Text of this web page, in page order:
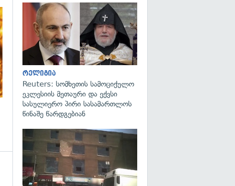
გადახედვა
რელიგია
Reuters: სომხეთის სამოციქულო
ეკლესიის მეთაური და ექვსი
სასულიერო პირი სასამართლოს
წინაშე წარდგებიან